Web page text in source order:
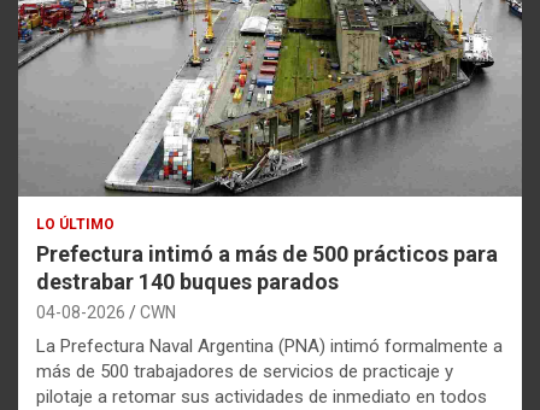
LO ÚLTIMO
Prefectura intimó a más de 500 prácticos para
destrabar 140 buques parados
04-08-2026 CWN
La Prefectura Naval Argentina (PNA) intimó formalmente a
más de 500 trabajadores de servicios de practicaje y
pilotaje a retomar sus actividades de inmediato en todos